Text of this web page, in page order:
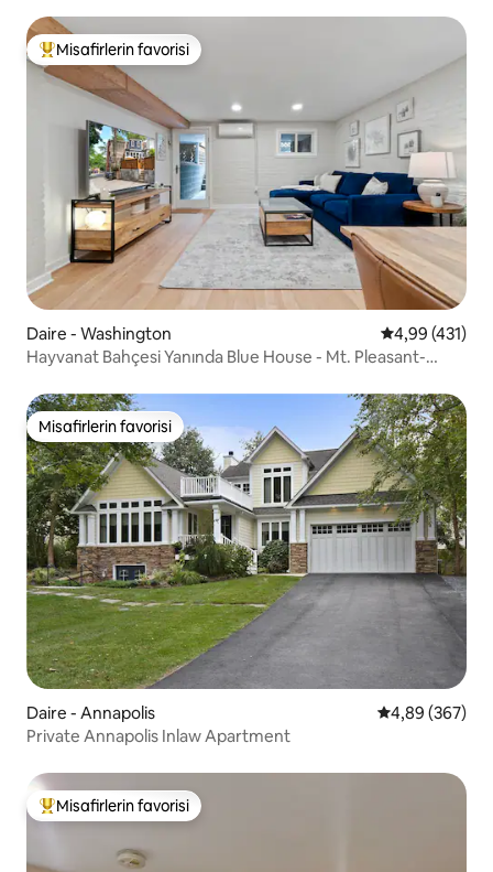
Misafirlerin favorilerinden en beğenilenler arasında
Misafirlerin favorisi
Daire - Washington 5 üzerinden
4,99 (431)
Hayvanat Bahçesi Yanında Blue House - Mt. Pleasant-
Misafirlerin favorisi
Misafirlerin favorisi
Daire - Annapolis 5 üzerinden
4,89 (367)
Private Annapolis Inlaw Apartment
Misafirlerin favorilerinden en beğenilenler arasında
Misafirlerin favorisi